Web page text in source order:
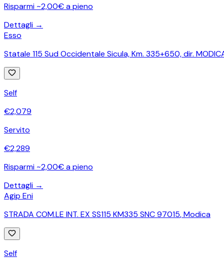
Risparmi ~2,00€ a pieno
Dettagli →
Esso
Statale 115 Sud Occidentale Sicula, Km. 335+650, dir.
Self
€2,079
Servito
€2,289
Risparmi ~2,00€ a pieno
Dettagli →
Agip Eni
STRADA COM.LE INT. EX SS115 KM335 SNC 97015,Modica
Self